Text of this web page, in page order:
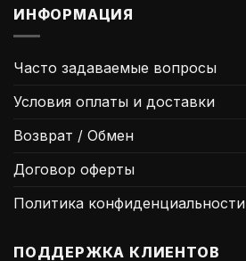
ИНФОРМАЦИЯ
Часто задаваемые вопросы
Условия оплаты и доставки
Возврат / Обмен
Договор оферты
Политика конфиденциальности
ПОДДЕРЖКА КЛИЕНТОВ